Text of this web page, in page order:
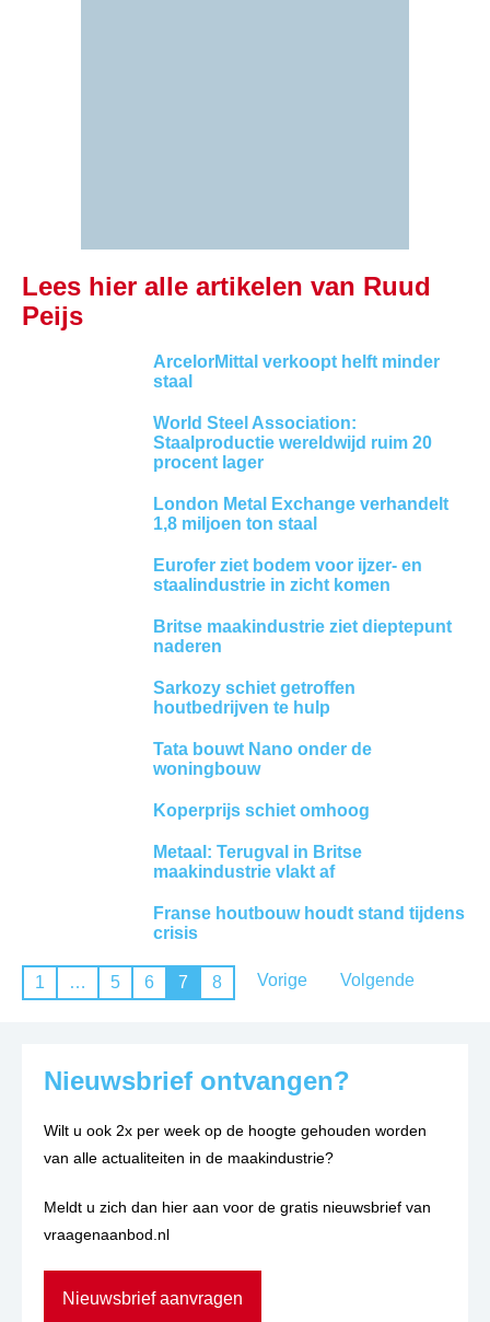
Lees hier alle artikelen van Ruud
Peijs
ArcelorMittal verkoopt helft minder
staal
World Steel Association:
Staalproductie wereldwijd ruim 20
procent lager
London Metal Exchange verhandelt
1,8 miljoen ton staal
Eurofer ziet bodem voor ijzer- en
staalindustrie in zicht komen
Britse maakindustrie ziet dieptepunt
naderen
Sarkozy schiet getroffen
houtbedrijven te hulp
Tata bouwt Nano onder de
woningbouw
Koperprijs schiet omhoog
Metaal: Terugval in Britse
maakindustrie vlakt af
Franse houtbouw houdt stand tijdens
crisis
Vorige
1 … 5 6 7 8 Volgende
Nieuwsbrief ontvangen?
Wilt u ook 2x per week op de hoogte gehouden worden
van alle actualiteiten in de maakindustrie?
Meldt u zich dan hier aan voor de gratis nieuwsbrief van
vraagenaanbod.nl
Nieuwsbrief aanvragen